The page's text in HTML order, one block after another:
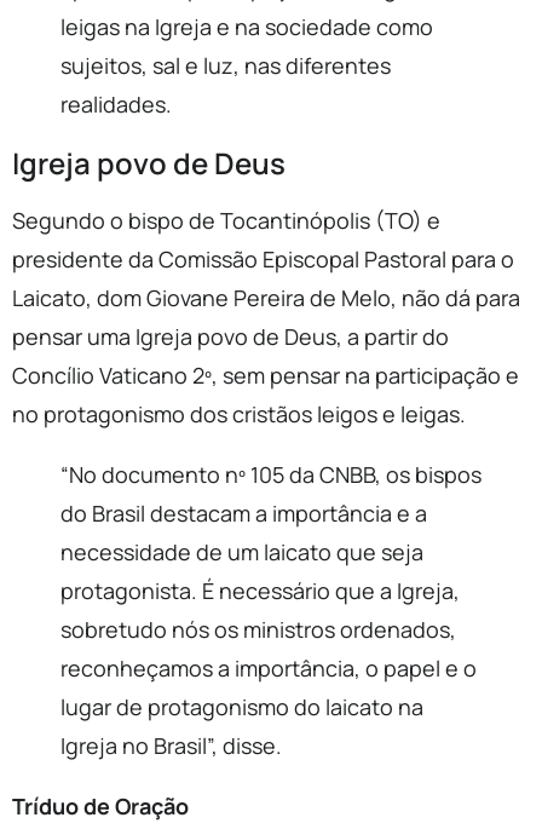
leigas na Igreja e na sociedade como
sujeitos, sal e luz, nas diferentes
realidades.
Igreja povo de Deus
Segundo o bispo de Tocantinópolis (TO) e
presidente da Comissão Episcopal Pastoral para o
Laicato, dom Giovane Pereira de Melo, não dá para
pensar uma Igreja povo de Deus, a partir do
Concílio Vaticano 2º, sem pensar na participação e
no protagonismo dos cristãos leigos e leigas.
“No documento nº 105 da CNBB, os bispos
do Brasil destacam a importância e a
necessidade de um laicato que seja
protagonista. É necessário que a Igreja,
sobretudo nós os ministros ordenados,
reconheçamos a importância, o papel e o
lugar de protagonismo do laicato na
Igreja no Brasil”, disse.
Tríduo de Oração